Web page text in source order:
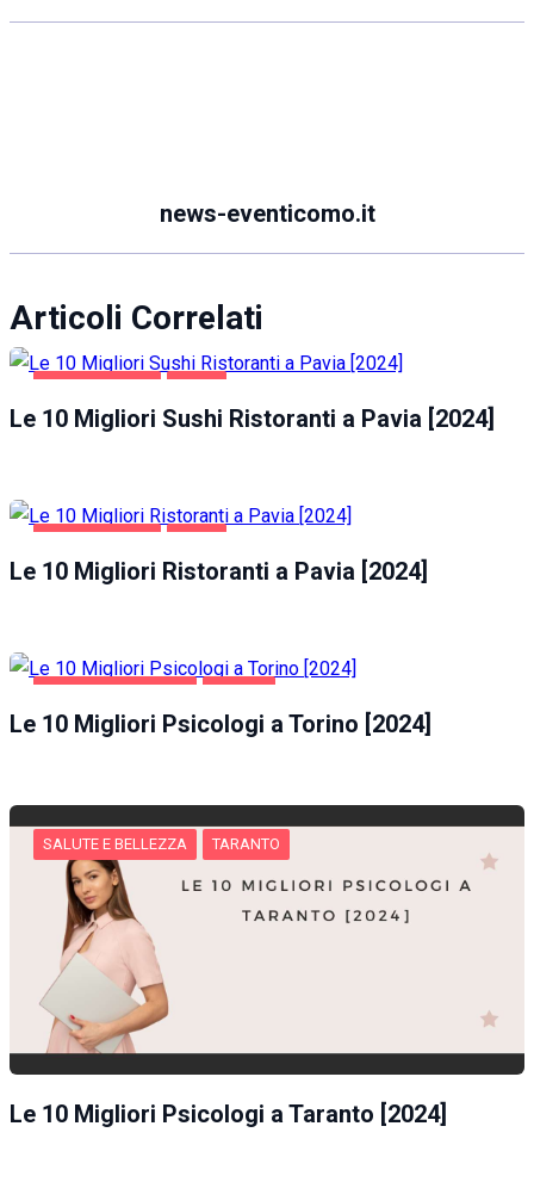
news-eventicomo.it
Articoli Correlati
Le 10 Migliori Sushi Ristoranti a Pavia [2024]
Le 10 Migliori Ristoranti a Pavia [2024]
Le 10 Migliori Psicologi a Torino [2024]
SALUTE E BELLEZZA TARANTO
Le 10 Migliori Psicologi a Taranto [2024]